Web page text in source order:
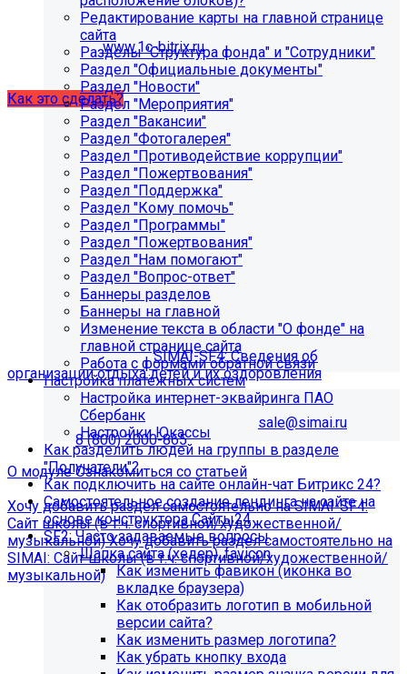
некорректно отображаться срок действия лицензии.
Убедитесь, что в настройках «Главного модуля»
указан адрес:www.1c-bitrix.ru.
Затем запустите обновление через «Систему
обновлений».
Как это сделать?
Как добавить раздел "Сведения об
организации отдыха детей и их
оздоровления"?
Приобретите модульSIMAI-SF4: Сведения об
организации отдыха детей и их оздоровления
Для приобретения модуля необходимо обратиться в
отдел продаж по электронной почте sale@simai.ru
телефону 8 (800) 2000-865
О модулеОзнакомиться со статьей
Хочу добавить раздел самостоятельно на SIMAI-SF4:
Сайт школы (в т.ч. спортивной/художественной/
музыкальной)Хочу добавить раздел самостоятельно на
SIMAI: Сайт школы (в т.ч. спортивной/художественной/
музыкальной)
Информация по появлению ошибки
[MP_LICENSE_VIOLATION] В вашу лицензию не входит
модуль SIMAI-SF4: Сведения об образовательной
Редактирование карты на главной странице
сайта
Разделы "Структура фонда" и "Сотрудники"
Раздел "Официальные документы"
Раздел "Новости"
Раздел "Мероприятия"
Раздел "Вакансии"
Раздел "Фотогалерея"
Раздел "Противодействие коррупции"
Раздел "Пожертвования"
Раздел "Поддержка"
Раздел "Кому помочь"
Раздел "Программы"
Раздел "Пожертвования"
Раздел "Нам помогают"
Раздел "Вопрос-ответ"
Баннеры разделов
Баннеры на главной
Изменение текста в области "О фонде" на
главной странице сайта
Работа с формами обратной связи
Настройка платёжных систем
Настройка интернет-эквайринга ПАО
Сбербанк
Настройки Юкассы
Как разделить людей на группы в разделе
"Получатели"?
Как подключить на сайте онлайн-чат Битрикс 24?
Самостоятельное создание лендинга на сайте на
основе конструктора Сайты24
SF2: Часто задаваемые вопросы
Шапка сайта (хедер), favicon
Как изменить фавикон (иконка во
вкладке браузера)
Как отобразить логотип в мобильной
версии сайта?
Как изменить размер логотипа?
Как убрать кнопку входа